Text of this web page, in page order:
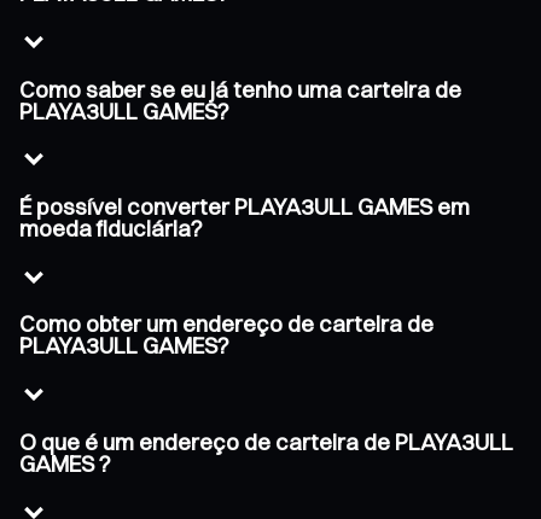
Como saber se eu já tenho uma carteira de
PLAYA3ULL GAMES?
É possível converter PLAYA3ULL GAMES em
moeda fiduciária?
Como obter um endereço de carteira de
PLAYA3ULL GAMES?
O que é um endereço de carteira de PLAYA3ULL
GAMES ?